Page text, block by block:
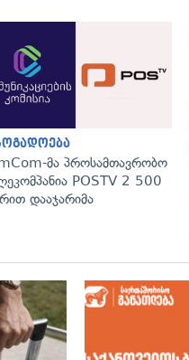
მა პროსამთავრობო
POSTV 2 500
დააჯარიმა